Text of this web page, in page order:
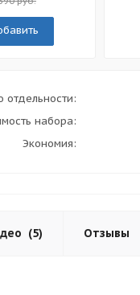
отдельности:
набора:
Экономия:
(5) Отзывы